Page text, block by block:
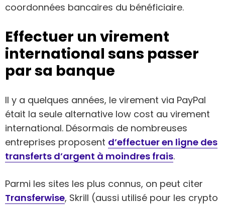
coordonnées bancaires du bénéficiaire.
Effectuer un virement
international sans passer
par sa banque
Il y a quelques années, le virement via PayPal
était la seule alternative low cost au virement
international. Désormais de nombreuses
entreprises proposent d’effectuer en ligne des
transferts d’argent à moindres frais.
Parmi les sites les plus connus, on peut citer
Transferwise, Skrill (aussi utilisé pour les crypto